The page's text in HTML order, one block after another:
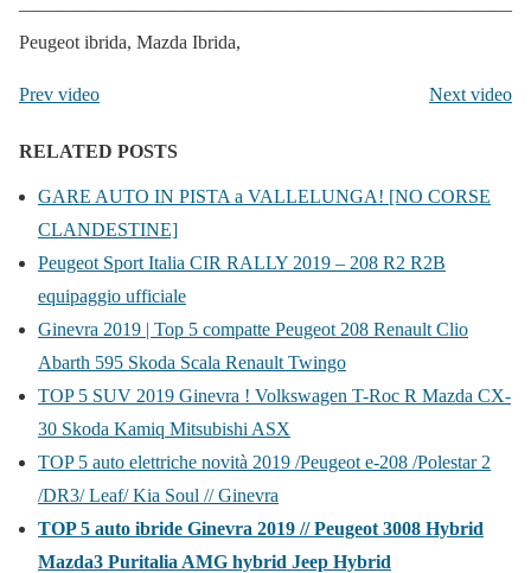
——————————————————————————
Peugeot ibrida, Mazda Ibrida,
Prev video Next video
RELATED POSTS
GARE AUTO IN PISTA a VALLELUNGA! [NO CORSE
CLANDESTINE]
Peugeot Sport Italia CIR RALLY 2019 – 208 R2 R2B
equipaggio ufficiale
Ginevra 2019 | Top 5 compatte Peugeot 208 Renault Clio
Abarth 595 Skoda Scala Renault Twingo
TOP 5 SUV 2019 Ginevra ! Volkswagen T-Roc R Mazda CX-
30 Skoda Kamiq Mitsubishi ASX
TOP 5 auto elettriche novità 2019 /Peugeot e-208 /Polestar 2
/DR3/ Leaf/ Kia Soul // Ginevra
TOP 5 auto ibride Ginevra 2019 // Peugeot 3008 Hybrid
Mazda3 Puritalia AMG hybrid Jeep Hybrid